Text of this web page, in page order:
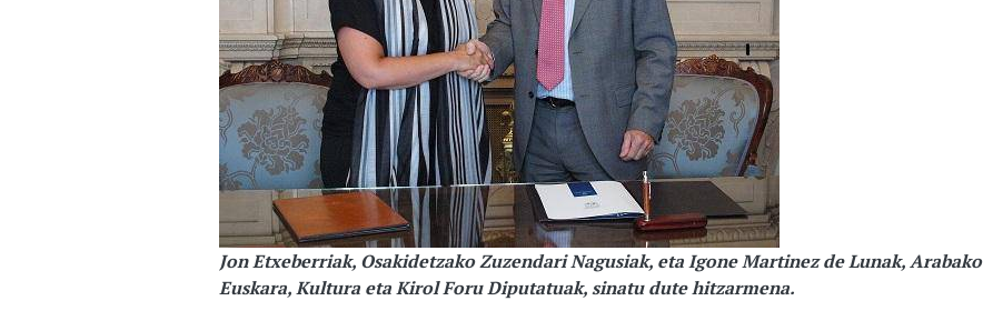
Jon Etxeberriak, Osakidetzako Zuzendari Nagusiak, eta Igone Martinez de Lunak, Arabako
Euskara, Kultura eta Kirol Foru Diputatuak, sinatu dute hitzarmena.